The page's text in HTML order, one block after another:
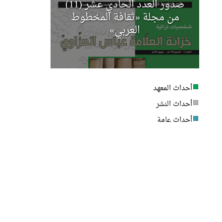
صدور العدد الحادي عشر (11)
من مجلة «ثقافة المخطوط
العربي»
أحداث المعهد
أحداث النشر
أحداث عامة